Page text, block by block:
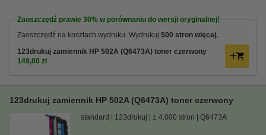
Zaoszczędź prawie 30% w porównaniu do wersji oryginalnej!
Zaoszczędź na kosztach wydruku. Wydrukuj 500 stron więcej.
123drukuj zamiennik HP 502A (Q6473A) toner czerwony
149,00 zł
123drukuj zamiennik HP 502A (Q6473A) toner czerwony
standard 123drukuj ± 4.000 stron Q6473A